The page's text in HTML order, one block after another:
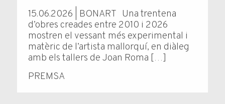
PREMSA
15.06.2026 | BONART Una trentena
d’obres creades entre 2010 i 2026
mostren el vessant més experimental i
matèric de l’artista mallorquí, en diàleg
amb els tallers de Joan Roma […]